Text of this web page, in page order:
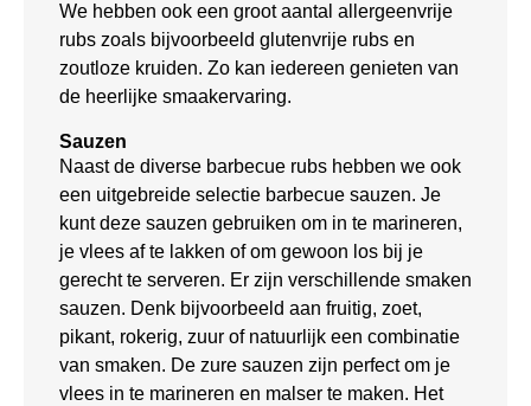
We hebben ook een groot aantal allergeenvrije
rubs zoals bijvoorbeeld glutenvrije rubs en
zoutloze kruiden. Zo kan iedereen genieten van
de heerlijke smaakervaring.
Sauzen
Naast de diverse barbecue rubs hebben we ook
een uitgebreide selectie barbecue sauzen. Je
kunt deze sauzen gebruiken om in te marineren,
je vlees af te lakken of om gewoon los bij je
gerecht te serveren. Er zijn verschillende smaken
sauzen. Denk bijvoorbeeld aan fruitig, zoet,
pikant, rokerig, zuur of natuurlijk een combinatie
van smaken. De zure sauzen zijn perfect om je
vlees in te marineren en malser te maken. Het